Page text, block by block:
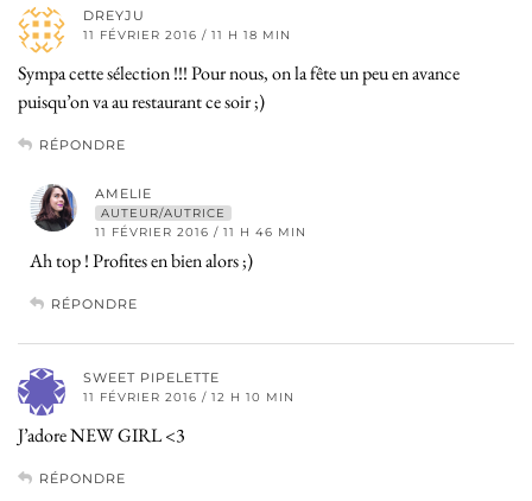
DREYJU
11 FÉVRIER 2016 / 11 H 18 MIN
Sympa cette sélection !!! Pour nous, on la fête un peu en avance
puisqu’on va au restaurant ce soir ;)
RÉPONDRE
AMELIE
AUTEUR/AUTRICE
11 FÉVRIER 2016 / 11 H 46 MIN
Ah top ! Profites en bien alors ;)
RÉPONDRE
SWEET PIPELETTE
11 FÉVRIER 2016 / 12 H 10 MIN
J’adore NEW GIRL <3
RÉPONDRE